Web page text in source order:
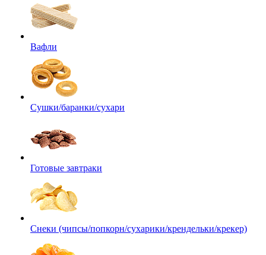
Вафли
Сушки/баранки/сухари
Готовые завтраки
Снеки (чипсы/попкорн/сухарики/крендельки/крекер)